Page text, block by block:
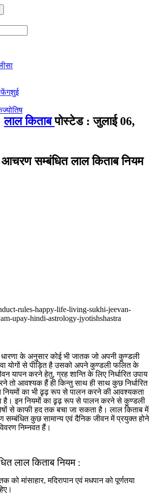
फेंगशुई
लाल किताबपोस्टेड : जुलाई 06,
सम्बंधित लाल किताब नियम
के अनुसार कोई भी जातक जो अपनी कुण्डली
योगों से पीड़ित है उसको अपने कुण्डली फलित के
यापन करने हेतु, ग्रह शान्ति के लिए निर्धारित उपाय
तो आवश्यक हैं ही किन्तु साथ ही साथ कुछ निर्धारित
का भी ढृढ़ रूप से पालन करने की आवश्यकता
है। इन नियमों का ढृढ़ रूप से पालन करने से कुण्डली
से काफी हद तक बचा जा सकता है। लाल किताब में
कुछ सामान्य एवं दैनिक जीवन में प्रयुक्त होने
निम्नवत हैं।
लाल किताब नियम :
को मांसाहार, मदिरापान एवं मधपान को पूर्णतया